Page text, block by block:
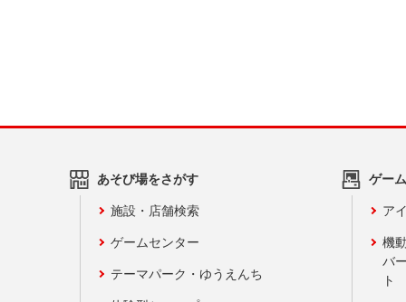
あそび場をさがす
施設・店舗検索
ゲームセンター
テーマパーク・ゆうえんち
ゲー
ア
機
バ
ト